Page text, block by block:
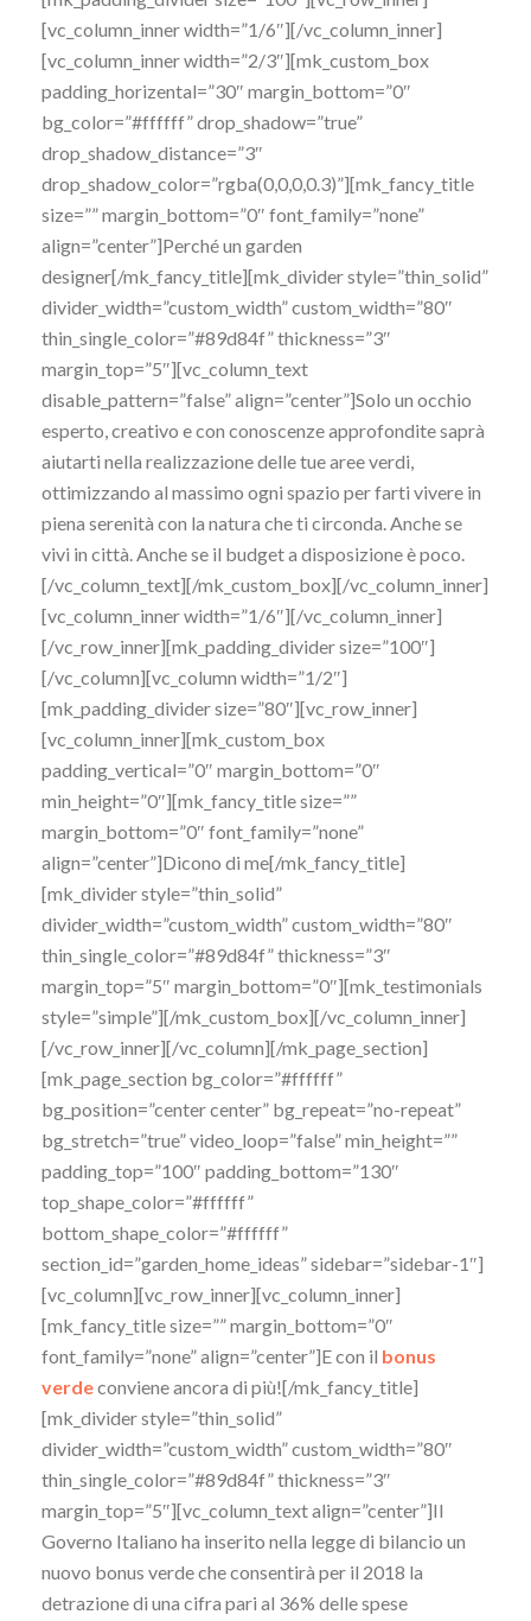
[vc_column_inner width=”1/6″][/vc_column_inner]
[vc_column_inner width=”2/3″][mk_custom_box
padding_horizental=”30″ margin_bottom=”0″
bg_color=”#ffffff” drop_shadow=”true”
drop_shadow_distance=”3″
drop_shadow_color=”rgba(0,0,0,0.3)”][mk_fancy_title
size=”” margin_bottom=”0″ font_family=”none”
align=”center”]Perché un garden
designer[/mk_fancy_title][mk_divider style=”thin_solid”
divider_width=”custom_width” custom_width=”80″
thin_single_color=”#89d84f” thickness=”3″
margin_top=”5″][vc_column_text
disable_pattern=”false” align=”center”]Solo un occhio
esperto, creativo e con conoscenze approfondite saprà
aiutarti nella realizzazione delle tue aree verdi,
ottimizzando al massimo ogni spazio per farti vivere in
piena serenità con la natura che ti circonda. Anche se
vivi in città. Anche se il budget a disposizione è poco.
[/vc_column_text][/mk_custom_box][/vc_column_inner]
[vc_column_inner width=”1/6″][/vc_column_inner]
[/vc_row_inner][mk_padding_divider size=”100″]
[/vc_column][vc_column width=”1/2″]
[mk_padding_divider size=”80″][vc_row_inner]
[vc_column_inner][mk_custom_box
padding_vertical=”0″ margin_bottom=”0″
min_height=”0″][mk_fancy_title size=””
margin_bottom=”0″ font_family=”none”
align=”center”]Dicono di me[/mk_fancy_title]
[mk_divider style=”thin_solid”
divider_width=”custom_width” custom_width=”80″
thin_single_color=”#89d84f” thickness=”3″
margin_top=”5″ margin_bottom=”0″][mk_testimonials
style=”simple”][/mk_custom_box][/vc_column_inner]
[/vc_row_inner][/vc_column][/mk_page_section]
[mk_page_section bg_color=”#ffffff”
bg_position=”center center” bg_repeat=”no-repeat”
bg_stretch=”true” video_loop=”false” min_height=””
padding_top=”100″ padding_bottom=”130″
top_shape_color=”#ffffff”
bottom_shape_color=”#ffffff”
section_id=”garden_home_ideas” sidebar=”sidebar-1″]
[vc_column][vc_row_inner][vc_column_inner]
[mk_fancy_title size=”” margin_bottom=”0″
font_family=”none” align=”center”]E con il bonus
verdeconviene ancora di più![/mk_fancy_title]
[mk_divider style=”thin_solid”
divider_width=”custom_width” custom_width=”80″
thin_single_color=”#89d84f” thickness=”3″
margin_top=”5″][vc_column_text align=”center”]Il
Governo Italiano ha inserito nella legge di bilancio un
nuovo bonus verde che consentirà per il 2018 la
detrazione di una cifra pari al 36% delle spese